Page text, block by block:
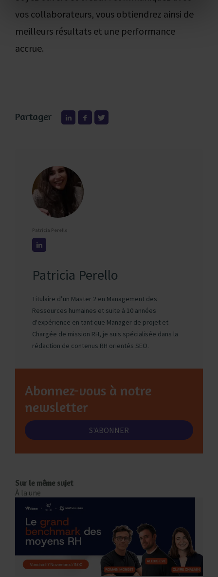
vos collaborateurs, vous obtiendrez ainsi de
meilleurs résultats et une performance
accrue.
Partager
Patricia Perello
Patricia Perello
Titulaire d’un Master 2 en Management des
Ressources humaines et suite à 10 années
d'expérience en tant que Manager de projet et
Chargée de mission RH, je suis spécialisée dans la
rédaction de contenus RH orientés SEO.
Abonnez-vous à notre
newsletter
S'ABONNER
Sur le même sujet
À la une